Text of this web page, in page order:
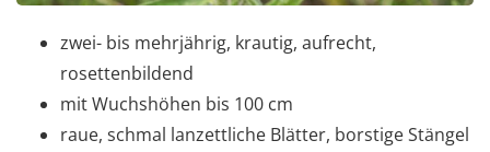
zwei- bis mehrjährig, krautig, aufrecht,
rosettenbildend
mit Wuchshöhen bis 100 cm
raue, schmal lanzettliche Blätter, borstige Stängel